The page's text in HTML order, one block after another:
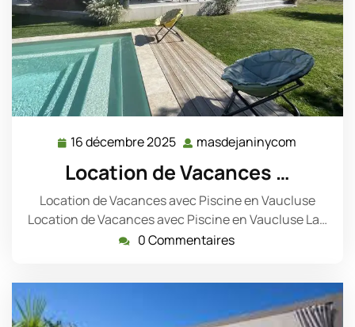
16 décembre 2025 16
décembre
2025
masdejaninycom
Location de Vacances …
Location de Vacances avec Piscine en Vaucluse
Location de Vacances avec Piscine en Vaucluse La…
0 Commentaires